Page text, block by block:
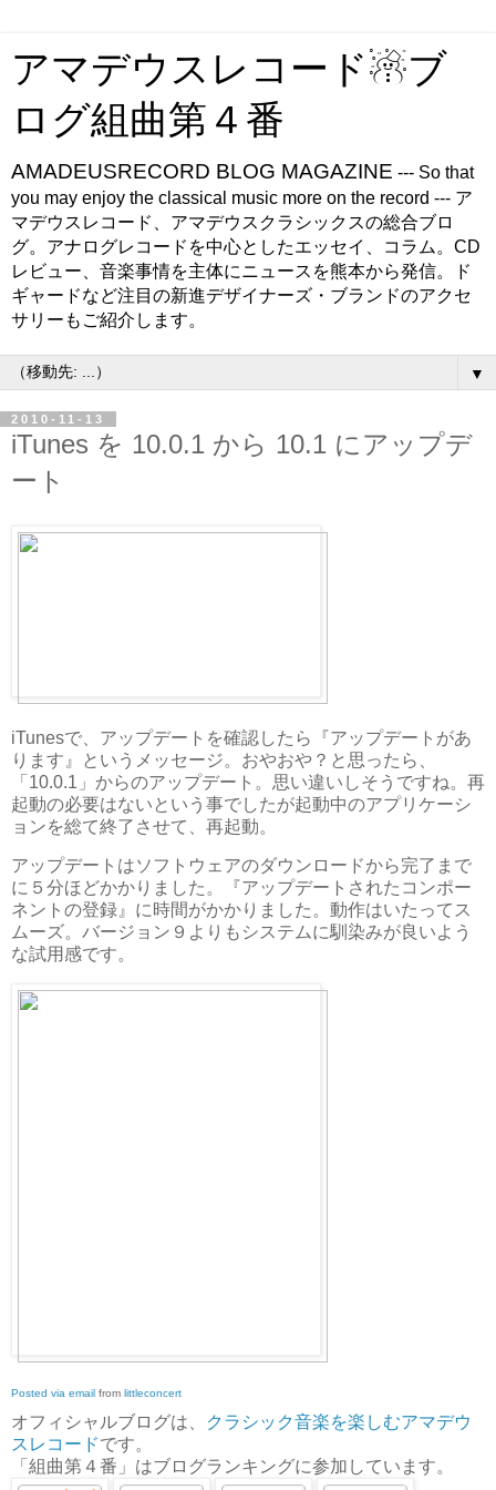
アマデウスレコード☃ブ
ログ組曲第４番
AMADEUSRECORD BLOG MAGAZINE --- So that
you may enjoy the classical music more on the record --- ア
マデウスレコード、アマデウスクラシックスの総合ブロ
グ。アナログレコードを中心としたエッセイ、コラム。CD
レビュー、音楽事情を主体にニュースを熊本から発信。ド
ギャードなど注目の新進デザイナーズ・ブランドのアクセ
サリーもご紹介します。
▼
2010-11-13
iTunes を 10.0.1 から 10.1 にアップデ
ート
iTunesで、アップデートを確認したら『アップデートがあ
ります』というメッセージ。おやおや？と思ったら、
「10.0.1」からのアップデート。思い違いしそうですね。再
起動の必要はないという事でしたが起動中のアプリケーシ
ョンを総て終了させて、再起動。
アップデートはソフトウェアのダウンロードから完了まで
に５分ほどかかりました。『アップデートされたコンポー
ネントの登録』に時間がかかりました。動作はいたってス
ムーズ。バージョン９よりもシステムに馴染みが良いよう
な試用感です。
Posted via email from littleconcert
オフィシャルブログは、
クラシック音楽を楽しむアマデウ
スレコードです。
「組曲第４番」はブログランキングに参加しています。